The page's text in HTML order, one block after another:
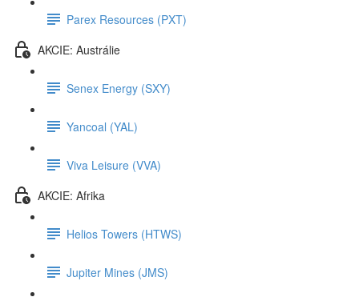
Parex Resources (PXT)
AKCIE: Austrálie
Senex Energy (SXY)
Yancoal (YAL)
Viva Leisure (VVA)
AKCIE: Afrika
Helios Towers (HTWS)
Jupiter Mines (JMS)